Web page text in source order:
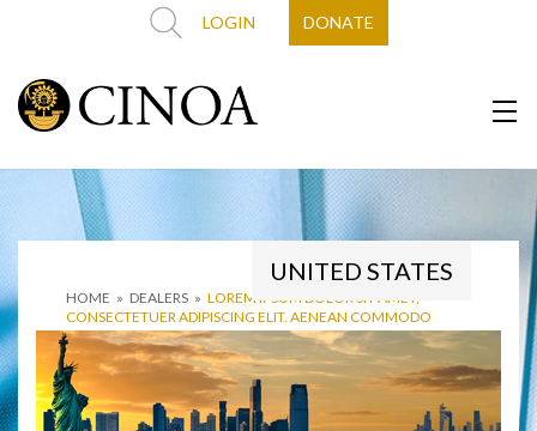
LOGIN DONATE
HOME » DEALERS » LOREM IPSUM DOLOR SIT AMET,
CONSECTETUER ADIPISCING ELIT. AENEAN COMMODO
LIGULA EGET DOLOR. AENEAN MASSA. CUM SOCIIS
NATOQUE PENATIBUS ET MAGNIS DIS PARTURIENT MONTES,
NASCETUR RIDICULUS MUS. DONEC QU
UNITED STATES